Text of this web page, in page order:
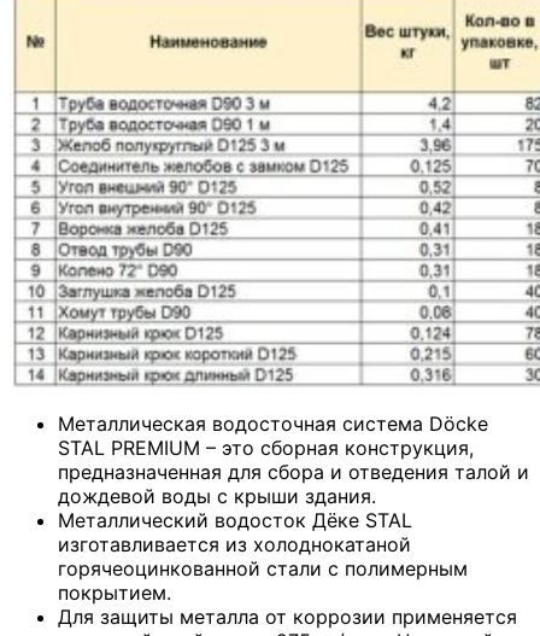
Металлическая водосточная система Dӧcke
STAL PREMIUM – это сборная конструкция,
предназначенная для сбора и отведения талой и
дождевой воды с крыши здания.
Металлический водосток Дёке STAL
изготавливается из холоднокатаной
горячеоцинкованной стали с полимерным
покрытием.
Для защиты металла от коррозии применяется